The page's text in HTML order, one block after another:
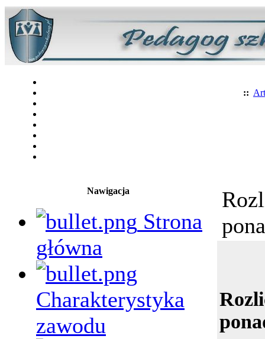
::
Nawigacja
Strona
główna
Charakterystyka
zawodu